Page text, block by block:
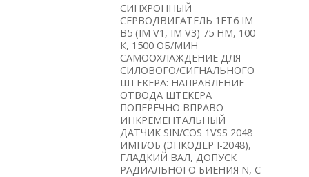
СИНХРОННЫЙ
СЕРВОДВИГАТЕЛЬ 1FT6 IM
B5 (IM V1, IM V3) 75 HM, 100
К, 1500 ОБ/МИН
САМООХЛАЖДЕНИЕ ДЛЯ
СИЛОВОГО/СИГНАЛЬНОГО
ШТЕКЕРА: НАПРАВЛЕНИЕ
ОТВОДА ШТЕКЕРА
ПОПЕРЕЧНО ВПРАВО
ИНКРЕМЕНТАЛЬНЫЙ
ДАТЧИК SIN/COS 1VSS 2048
ИМП/ОБ (ЭНКОДЕР I-2048),
ГЛАДКИЙ ВАЛ, ДОПУСК
РАДИАЛЬНОГО БИЕНИЯ N, С